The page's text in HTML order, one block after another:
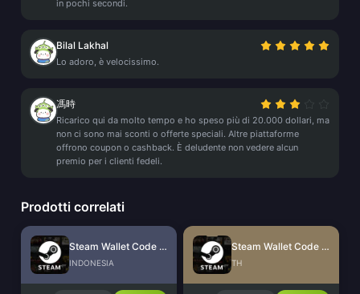
in pochi secondi.
Bilal Lakhal
Lo adoro, è velocissimo.
馮時
Ricarico qui da molto tempo e ho speso più di 20.000 dollari, ma
non ci sono mai sconti o offerte speciali. Altre piattaforme
offrono coupon o cashback. È deludente non vedere alcun
premio per i clienti fedeli.
Prodotti correlati
Steam Wallet Code (IDR)
INDONESIA
Steam Wallet Code (THB)
TH